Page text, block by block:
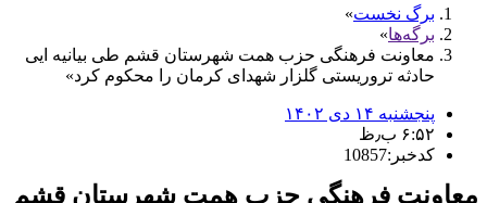
برگ نخست
برگه‌ها
معاونت فرهنگی حزب همت شهرستان قشم طی بیانیه ایی
حادثه تروریستی گلزار شهدای کرمان را محکوم کرد
پنجشنبه ۱۴ دی ۱۴۰۲
۶:۵۲ ب٫ظ
کدخبر:10857
معاونت فرهنگی حزب همت شهرستان قشم